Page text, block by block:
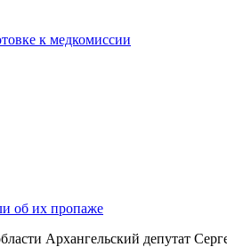
к медкомиссии
об их пропаже
Архангельский депутат